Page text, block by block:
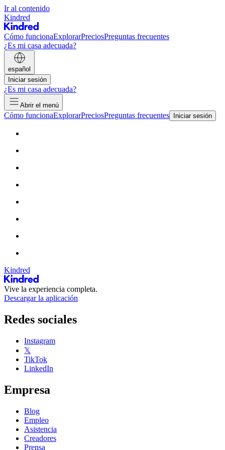
Ir al contenido
Kindred
Cómo funcionaExplorarPreciosPreguntas frecuentes
¿Es mi casa adecuada?
español
Iniciar sesión
¿Es mi casa adecuada?
Abrir el menú
Cómo funcionaExplorarPreciosPreguntas frecuentes Iniciar sesión
Kindred
Vive la experiencia completa.
Descargar la aplicación
Redes sociales
Instagram
𝕏
TikTok
LinkedIn
Empresa
Blog
Empleo
Asistencia
Creadores
Prensa